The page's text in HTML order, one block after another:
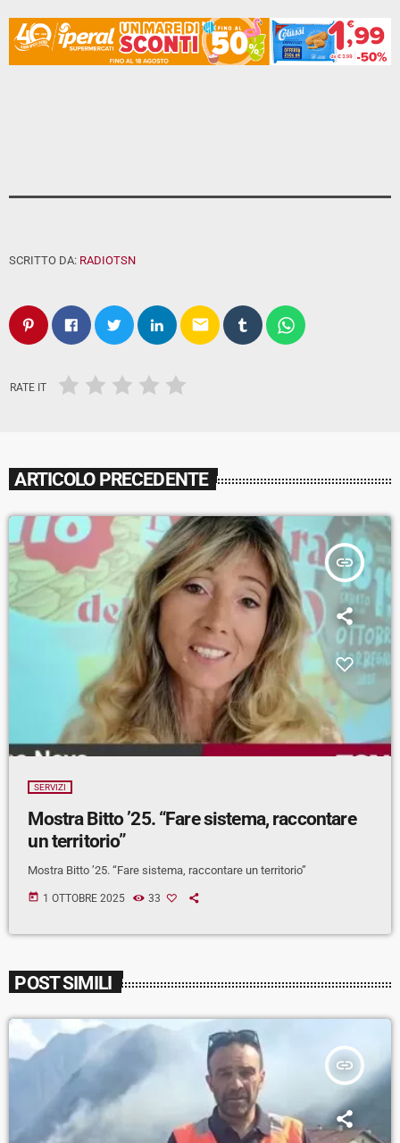
SCRITTO DA: RADIOTSN
email
RATE IT
ARTICOLO PRECEDENTE
insert_link
SERVIZI
Mostra Bitto ’25. “Fare sistema, raccontare
un territorio”
Mostra Bitto ’25. “Fare sistema, raccontare un territorio”
today 1 OTTOBRE 2025 33
POST SIMILI
insert_link